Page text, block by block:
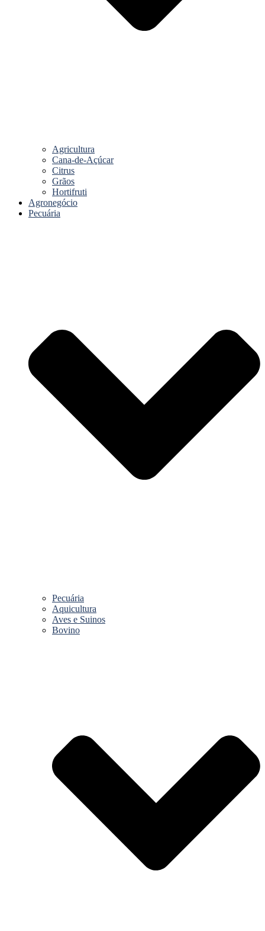
Agricultura
Cana-de-Açúcar
Citrus
Grãos
Hortifruti
Agronegócio
Pecuária
Pecuária
Aquicultura
Aves e Suinos
Bovino